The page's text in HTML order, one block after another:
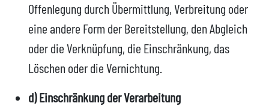
Offenlegung durch Übermittlung, Verbreitung oder
eine andere Form der Bereitstellung, den Abgleich
oder die Verknüpfung, die Einschränkung, das
Löschen oder die Vernichtung.
d) Einschränkung der Verarbeitung